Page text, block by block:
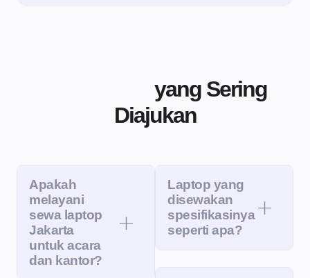
yang Sering
Diajukan
Apakah
melayani
sewa laptop
Jakarta
untuk acara
dan kantor?
Laptop yang
disewakan
spesifikasinya
seperti apa?